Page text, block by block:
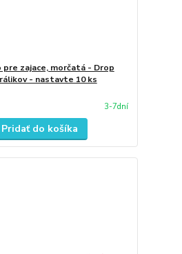
pre zajace, morčatá - Drop
- nastavte 10 ks
3-7dní
Pridať do košíka